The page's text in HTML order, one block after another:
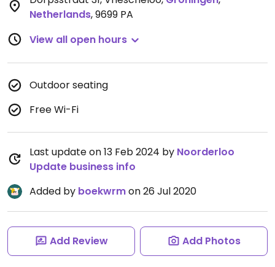
Netherlands,9699 PA
View all open hours
Outdoor seating
Free Wi-Fi
Last update on 13 Feb 2024 by Noorderloo
Update business info
Added by boekwrmon 26 Jul 2020
Add Review Add Photos